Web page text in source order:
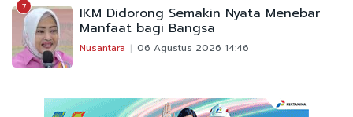
7 IKM Didorong Semakin Nyata Menebar
Manfaat bagi Bangsa
Nusantara 06 Agustus 2026 14:46